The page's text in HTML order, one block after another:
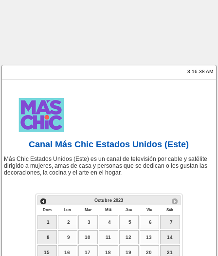
3:16:38 AM
Canal Más Chic Estados Unidos (Este)
Más Chic Estados Unidos (Este) es un canal de televisión por cable y satélite
dirigido a mujeres, amas de casa y personas que se dedican o les gustan las
decoraciones, la cocina y el arte en el hogar.
Octubre 2023
Dom Lun Mar Mié Jue Vie Sáb
1 2 3 4 5 6 7
8 9 10 11 12 13 14
15 16 17 18 19 20 21